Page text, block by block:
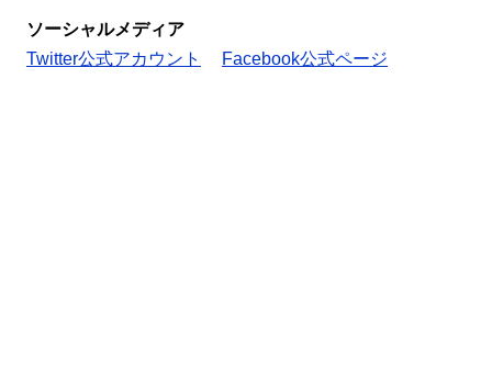
ソーシャルメディア
Twitter公式アカウント
Facebook公式ページ